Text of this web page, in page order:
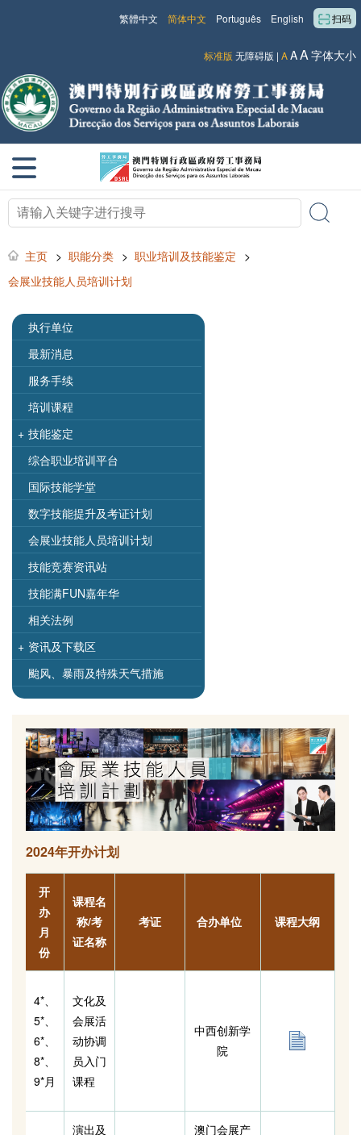
扫码
English
Português
简体中文
繁體中文
标准版 无障碍版 | AAA字体大小
主页 > 职能分类 > 职业培训及技能鉴定 >
会展业技能人员培训计划
执行单位
最新消息
服务手续
培训课程
+ 技能鉴定
综合职业培训平台
国际技能学堂
数字技能提升及考证计划
会展业技能人员培训计划
技能竞赛资讯站
技能满FUN嘉年华
相关法例
+ 资讯及下载区
颱风、暴雨及特殊天气措施
2024年开办计划
开
办
月
份
课程名
称/考
证名称
考证 合办单位 课程大纲
4*、
5*、
6*、
8*、
9*月
文化及
会展活
动协调
员入门
课程
中西创新学
院
演出及
澳门会展产